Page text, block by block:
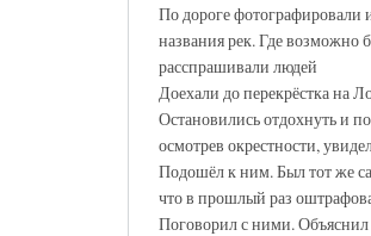
По дороге фотографировали
названия рек. Где возможно
расспрашивали людей
Доехали до перекрёстка на
Остановились отдохнуть и
осмотрев окрестности,
Подошёл к ним. Был тот же
что в прошлый раз
Поговорил с ними.